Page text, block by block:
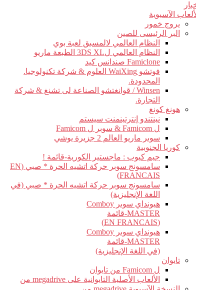
أخبار
الألعاب الآسيوية
يروج خمور
البر الرئيسى للصين
النظام العالمي لالمسبق لعبة بوي
النظام العالمي ل3DS XL الطبعة ماريو
Famiclone صندانس كيد
فوتشو WaiXing العلوم & شركة تكنولوجيا.
المحدودة.
Winsen / قوانغتشو الصناعة لى تشنغ & شركة
التجارة.
هونغ كونغ
نينتندو إنترتينمنت سيستم
ل Famicom & سوبر ل Famicom
سوبر ماريو العالم 2 جزيرة يوشي
كوريا الجنوبية
جيم كيوب : ماجستير الكورية-قائمة !
سامسونج سوبر حركة اتشيه الحرة * صبي (EN
FRANCAIS)
سامسونج سوبر حركة اتشيه الحرة * صبي (في
اللغة الإنجليزية)
هيونداي سوبر Comboy
MASTER-قائمة
(EN FRANCAIS)
هيونداي سوبر Comboy
MASTER-قائمة
(في اللغة الإنجليزية)
تايوان
ل Famicom من تايوان
الألعاب الأصلية التايوانية على megadrive من